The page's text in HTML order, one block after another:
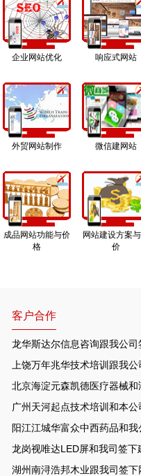
企业网站优化 响应式网站
外贸网站制作 微信建网站
成品网站功能与价
格
网站建设方案
价
客户合作
龙华斯达尔信息咨询跟我公司
上饶万年兆华技术培训跟我
北京海淀元森凯德医疗器械和
广州天河起点技术培训和本
阳江江城华富众中西药品和
龙岗视唯达LED屏和我司签下
湖州南浔浩邦木业跟我司签下